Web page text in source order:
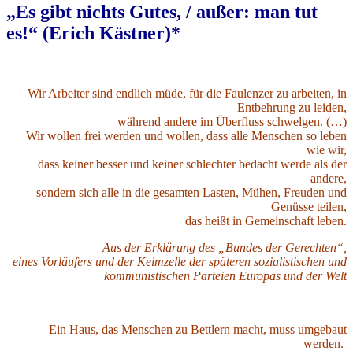
„Es gibt nichts Gutes, / außer: man tut
es!“ (Erich Kästner)*
Wir Arbeiter sind endlich müde, für die Faulenzer zu arbeiten, in
Entbehrung zu leiden,
während andere im Überfluss schwelgen. (…)
Wir wollen frei werden und wollen, dass alle Menschen so leben
wie wir,
dass keiner besser und keiner schlechter bedacht werde als der
andere,
sondern sich alle in die gesamten Lasten, Mühen, Freuden und
Genüsse teilen,
das heißt in Gemeinschaft leben.
Aus der Erklärung des „Bundes der Gerechten“,
eines Vorläufers und der Keimzelle der späteren sozialistischen und
kommunistischen Parteien Europas und der Welt
Ein Haus, das Menschen zu Bettlern macht, muss umgebaut
werden.